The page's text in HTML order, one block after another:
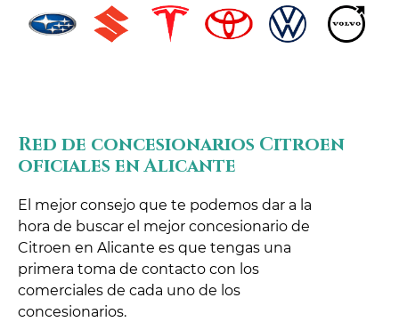
Red de concesionarios Citroen
oficiales en Alicante
El mejor consejo que te podemos dar a la
hora de buscar el mejor concesionario de
Citroen en Alicante es que tengas una
primera toma de contacto con los
comerciales de cada uno de los
concesionarios.